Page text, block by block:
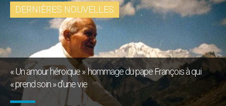
DERNIÈRES NOUVELLES
« Un amour héroïque »: hommage du pape François à qui
« prend soin » d’une vie